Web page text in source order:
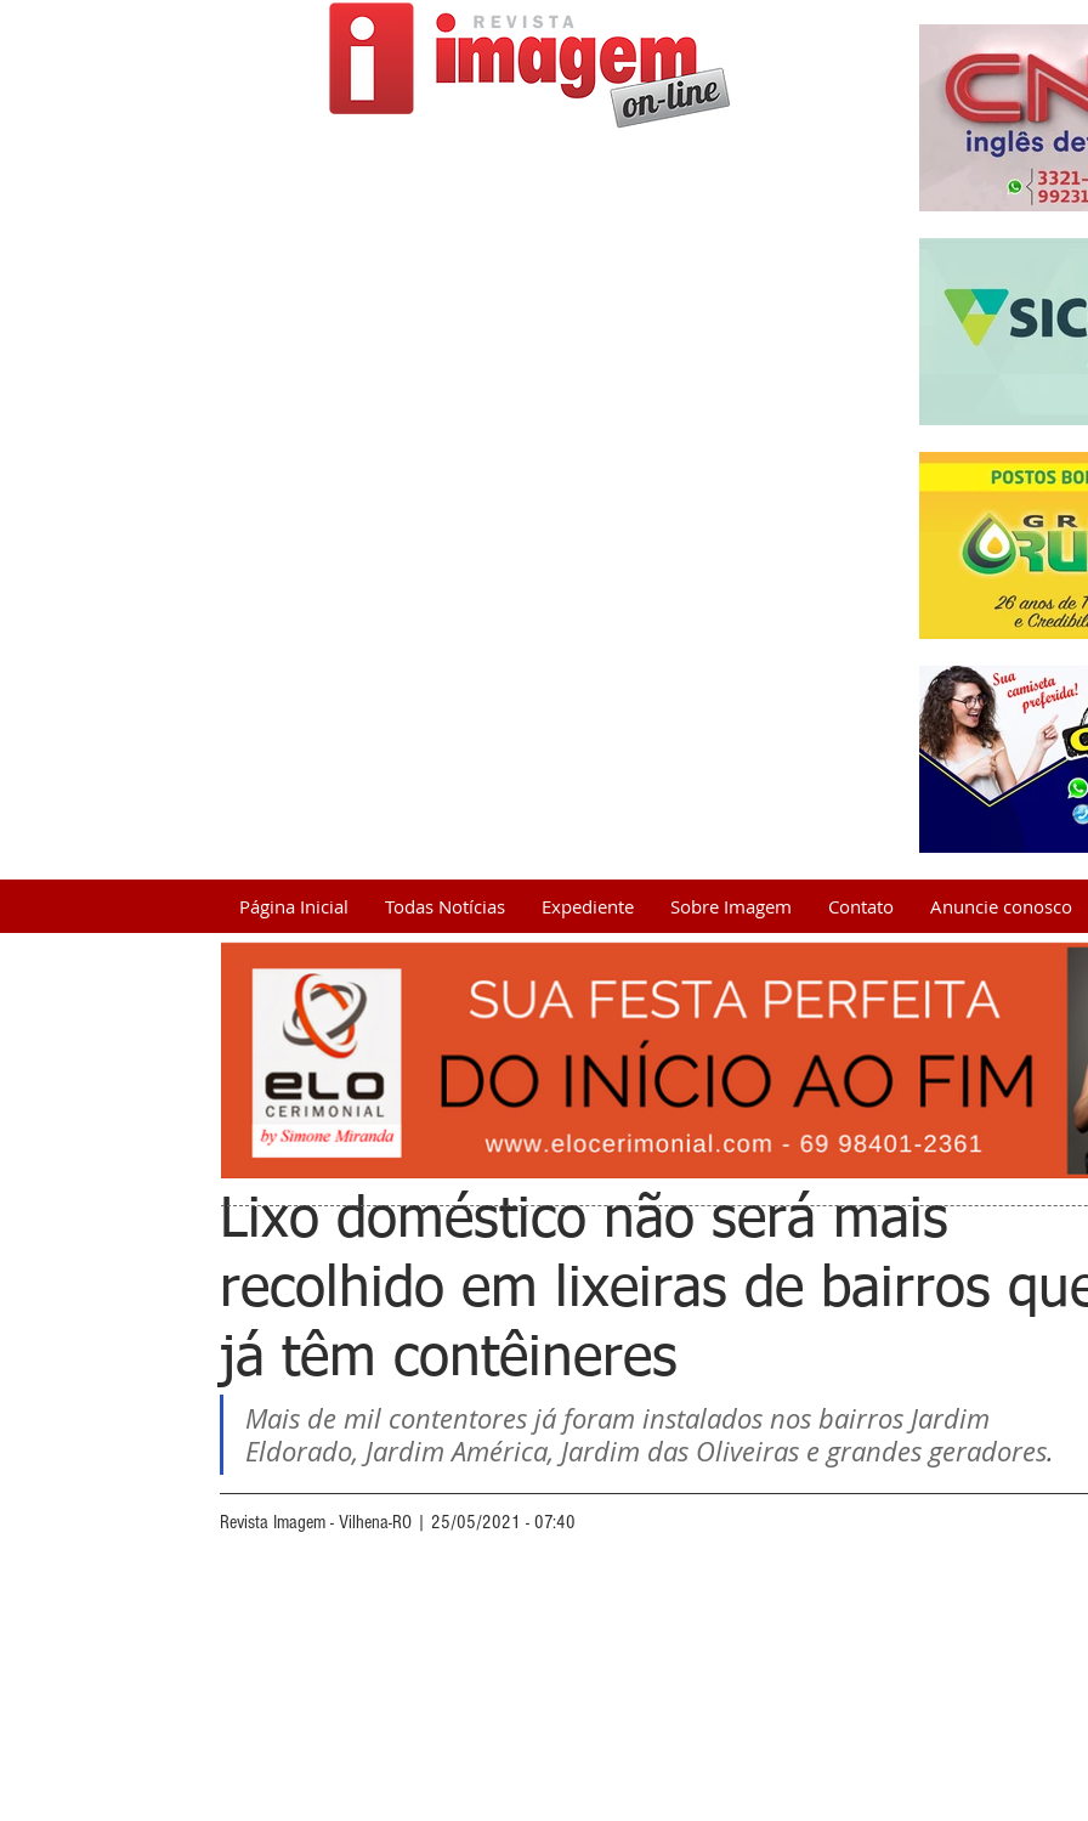
Página Inicial Todas Notícias Expediente Sobre Imagem Contato Anuncie conosco
Lixo doméstico não será mais
recolhido em lixeiras de bairros
já têm contêineres
Mais de mil contentores já foram instalados nos bairros Jardim
Eldorado, Jardim América, Jardim das Oliveiras e grandes geradores.
Revista Imagem - Vilhena-RO | 25/05/2021 - 07:40